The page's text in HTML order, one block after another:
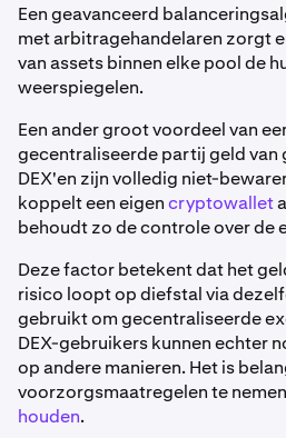
Een geavanceerd
met arbitragehandelaren zorgt
van assets binnen elke pool de
weerspiegelen.
Een ander groot voordeel van
gecentraliseerde partij geld van
DEX'en zijn volledig niet-
koppelt een eigencryptowallet
behoudt zo de controle over de
Deze factor betekent dat het
risico loopt op diefstal via
gebruikt om gecentraliseerde
DEX-gebruikers kunnen echter
op andere manieren. Het is
voorzorgsmaatregelen te
houden.